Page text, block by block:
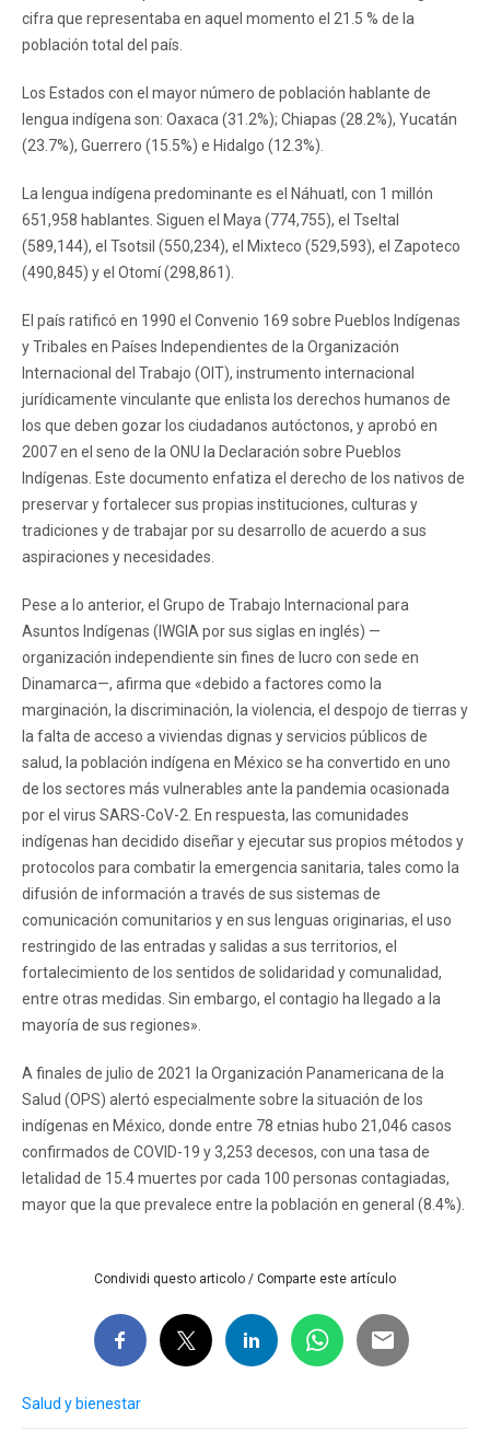
cifra que representaba en aquel momento el 21.5 % de la
población total del país.
Los Estados con el mayor número de población hablante de
lengua indígena son: Oaxaca (31.2%); Chiapas (28.2%), Yucatán
(23.7%), Guerrero (15.5%) e Hidalgo (12.3%).
La lengua indígena predominante es el Náhuatl, con 1 millón
651,958 hablantes. Siguen el Maya (774,755), el Tseltal
(589,144), el Tsotsil (550,234), el Mixteco (529,593), el Zapoteco
(490,845) y el Otomí (298,861).
El país ratificó en 1990 el Convenio 169 sobre Pueblos Indígenas
y Tribales en Países Independientes de la Organización
Internacional del Trabajo (OIT), instrumento internacional
jurídicamente vinculante que enlista los derechos humanos de
los que deben gozar los ciudadanos autóctonos, y aprobó en
2007 en el seno de la ONU la Declaración sobre Pueblos
Indígenas. Este documento enfatiza el derecho de los nativos de
preservar y fortalecer sus propias instituciones, culturas y
tradiciones y de trabajar por su desarrollo de acuerdo a sus
aspiraciones y necesidades.
Pese a lo anterior, el Grupo de Trabajo Internacional para
Asuntos Indígenas (IWGIA por sus siglas en inglés) —
organización independiente sin fines de lucro con sede en
Dinamarca—, afirma que «debido a factores como la
marginación, la discriminación, la violencia, el despojo de tierras y
la falta de acceso a viviendas dignas y servicios públicos de
salud, la población indígena en México se ha convertido en uno
de los sectores más vulnerables ante la pandemia ocasionada
por el virus SARS-CoV-2. En respuesta, las comunidades
indígenas han decidido diseñar y ejecutar sus propios métodos y
protocolos para combatir la emergencia sanitaria, tales como la
difusión de información a través de sus sistemas de
comunicación comunitarios y en sus lenguas originarias, el uso
restringido de las entradas y salidas a sus territorios, el
fortalecimiento de los sentidos de solidaridad y comunalidad,
entre otras medidas. Sin embargo, el contagio ha llegado a la
mayoría de sus regiones».
A finales de julio de 2021 la Organización Panamericana de la
Salud (OPS) alertó especialmente sobre la situación de los
indígenas en México, donde entre 78 etnias hubo 21,046 casos
confirmados de COVID-19 y 3,253 decesos, con una tasa de
letalidad de 15.4 muertes por cada 100 personas contagiadas,
mayor que la que prevalece entre la población en general (8.4%).
Condividi questo articolo / Comparte este artículo
Salud y bienestar